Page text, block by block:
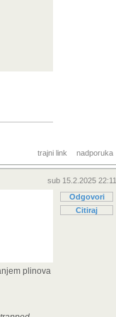
trajni link nadporuka
sub 15.2.2025 22:11
Odgovori
Citiraj
plinova